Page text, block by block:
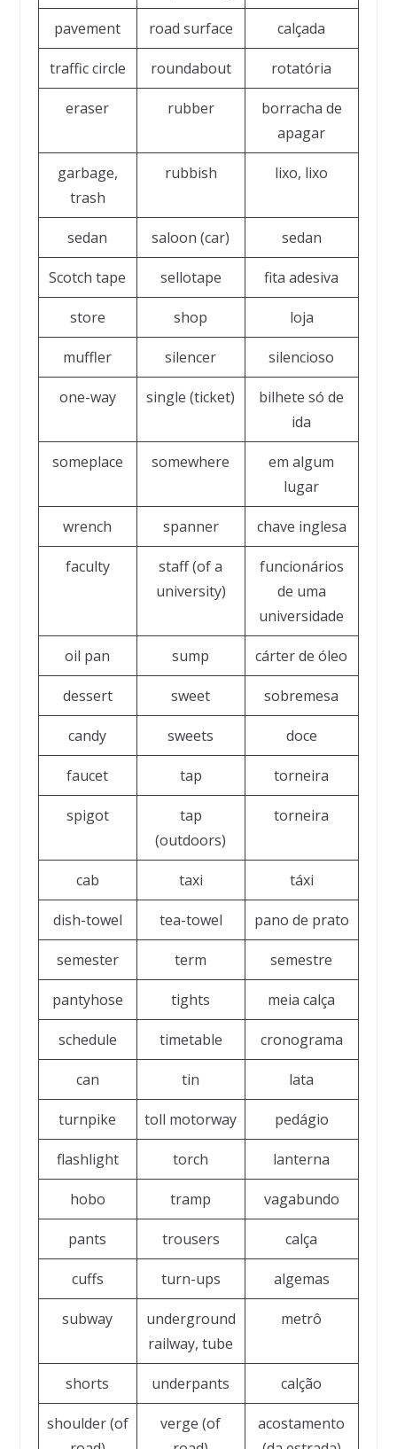
pavement road surface calçada
traffic circle roundabout rotatória
eraser rubber
borracha de
apagar
garbage,
trash
rubbish lixo, lixo
sedan saloon (car) sedan
Scotch tape sellotape fita adesiva
store shop loja
muffler silencer silencioso
one-way single (ticket)
bilhete só de
ida
someplace somewhere
em algum
lugar
wrench spanner chave inglesa
faculty
staff (of a
university)
funcionários
de uma
universidade
oil pan sump cárter de óleo
dessert sweet sobremesa
candy sweets doce
faucet tap torneira
spigot
tap
(outdoors)
torneira
cab taxi táxi
dish-towel tea-towel pano de prato
semester term semestre
pantyhose tights meia calça
schedule timetable cronograma
can tin lata
turnpike toll motorway pedágio
flashlight torch lanterna
hobo tramp vagabundo
pants trousers calça
cuffs turn-ups algemas
subway
underground
railway, tube
metrô
shorts underpants calção
shoulder (of
verge (of
acostamento